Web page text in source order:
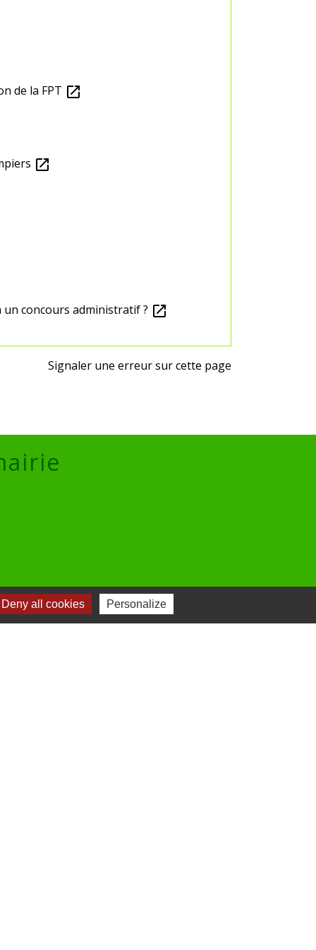
de la FPT open_in_new
open_in_new
un concours administratif ? open_in_new
Signaler une erreur sur cette page
Deny all cookies Personalize